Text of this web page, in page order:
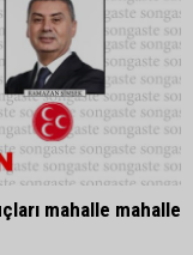
mahalle mahalle